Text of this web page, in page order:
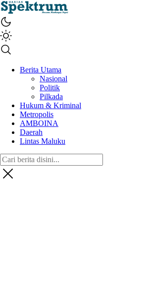
spektrumonline.com
Berita Utama
Nasional
Politik
Pilkada
Hukum & Kriminal
Metropolis
AMBOINA
Daerah
Lintas Maluku